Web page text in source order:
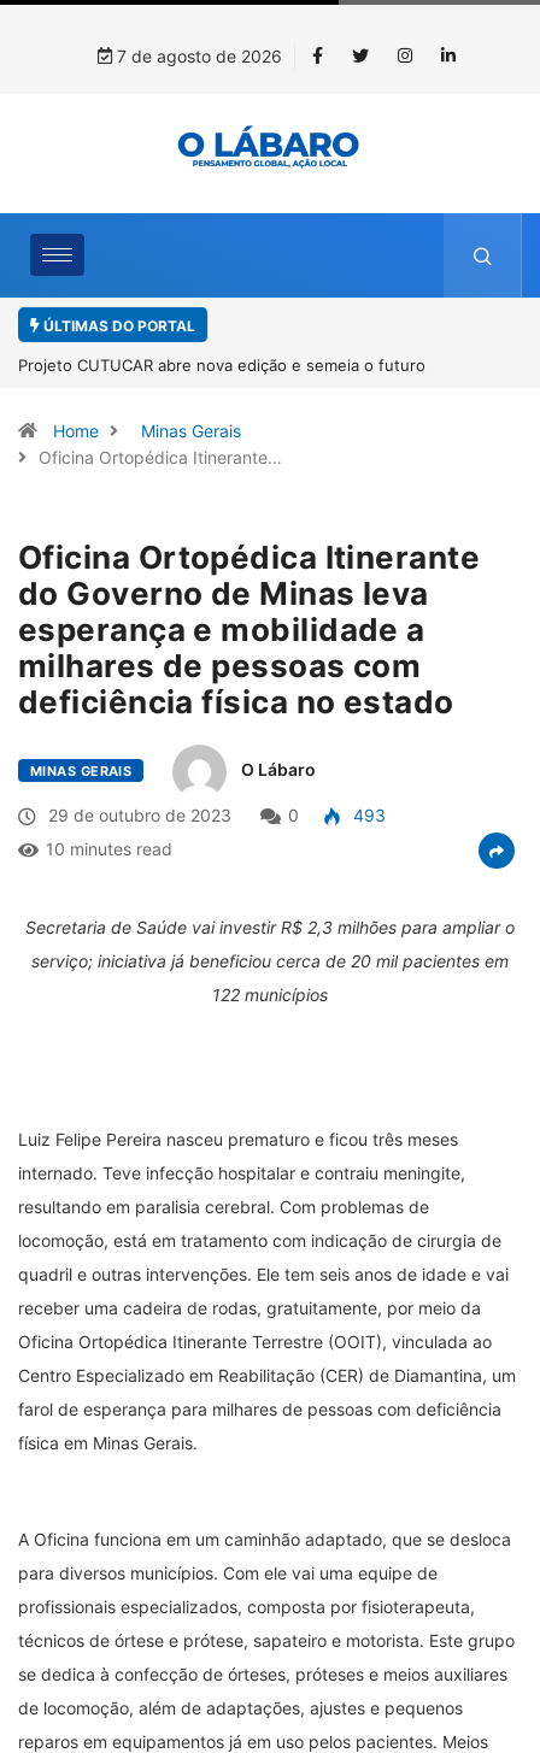
7 de agosto de 2026
ÚLTIMAS DO PORTAL
Projeto CUTUCAR abre nova edição e semeia o futuro por meio da
Home
Minas Gerais
Oficina Ortopédica Itinerante…
Oficina Ortopédica Itinerante
do Governo de Minas leva
esperança e mobilidade a
milhares de pessoas com
deficiência física no estado
MINAS GERAIS O Lábaro
29 de outubro de 2023 0
493
10 minutes read
Secretaria de Saúde vai investir R$ 2,3 milhões para ampliar o
serviço; iniciativa já beneficiou cerca de 20 mil pacientes em
122 municípios
Luiz Felipe Pereira nasceu prematuro e ficou três meses
internado. Teve infecção hospitalar e contraiu meningite,
resultando em paralisia cerebral. Com problemas de
locomoção, está em tratamento com indicação de cirurgia de
quadril e outras intervenções. Ele tem seis anos de idade e vai
receber uma cadeira de rodas, gratuitamente, por meio da
Oficina Ortopédica Itinerante Terrestre (OOIT), vinculada ao
Centro Especializado em Reabilitação (CER) de Diamantina, um
farol de esperança para milhares de pessoas com deficiência
física em Minas Gerais.
A Oficina funciona em um caminhão adaptado, que se desloca
para diversos municípios. Com ele vai uma equipe de
profissionais especializados, composta por fisioterapeuta,
técnicos de órtese e prótese, sapateiro e motorista. Este grupo
se dedica à confecção de órteses, próteses e meios auxiliares
de locomoção, além de adaptações, ajustes e pequenos
reparos em equipamentos já em uso pelos pacientes. Meios